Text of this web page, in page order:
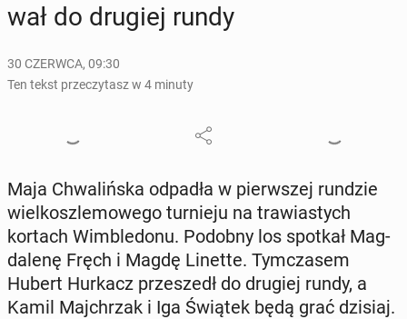
wał do drugiej rundy
30 CZERWCA, 09:30
Ten tekst przeczytasz w 4 minuty
Maja Chwa­liń­ska odpadła w pierw­szej rundzie
wiel­kosz­le­mo­we­go tur­nie­ju na tra­wia­stych
kortach Wim­ble­do­nu. Podobny los spotkał Mag­
da­le­nę Fręch i Magdę Linette. Tym­cza­sem
Hubert Hurkacz prze­szedł do drugiej rundy, a
Kamil Maj­chrzak i Iga Świątek będą grać dzisiaj.